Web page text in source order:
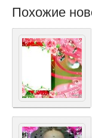
Похожие